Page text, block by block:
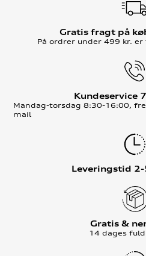
Gratis fragt på
På ordrer under 499 kr.
Kundeservice
Mandag-torsdag 8:30-16:00,
mail
Leveringstid
Gratis &
14 dages